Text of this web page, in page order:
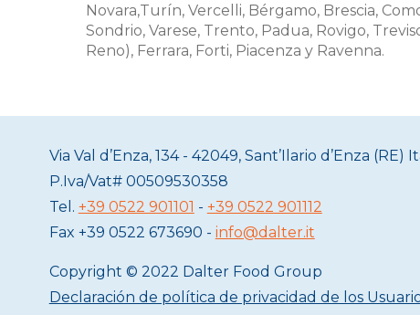
Novara,Turín, Vercelli, Bérgamo, Brescia,
Sondrio, Varese, Trento, Padua, Rovigo,
Reno), Ferrara, Forti, Piacenza y Ravenna.
Via Val d’Enza, 134 - 42049, Sant’Ilario d’Enza (RE)
P.Iva/Vat#00509530358
Tel. +39 0522 901101 - +39 0522 901112
Fax +39 0522 673690 - info@dalter.it
Copyright © 2022 Dalter Food Group
Declaración de política de privacidad de los